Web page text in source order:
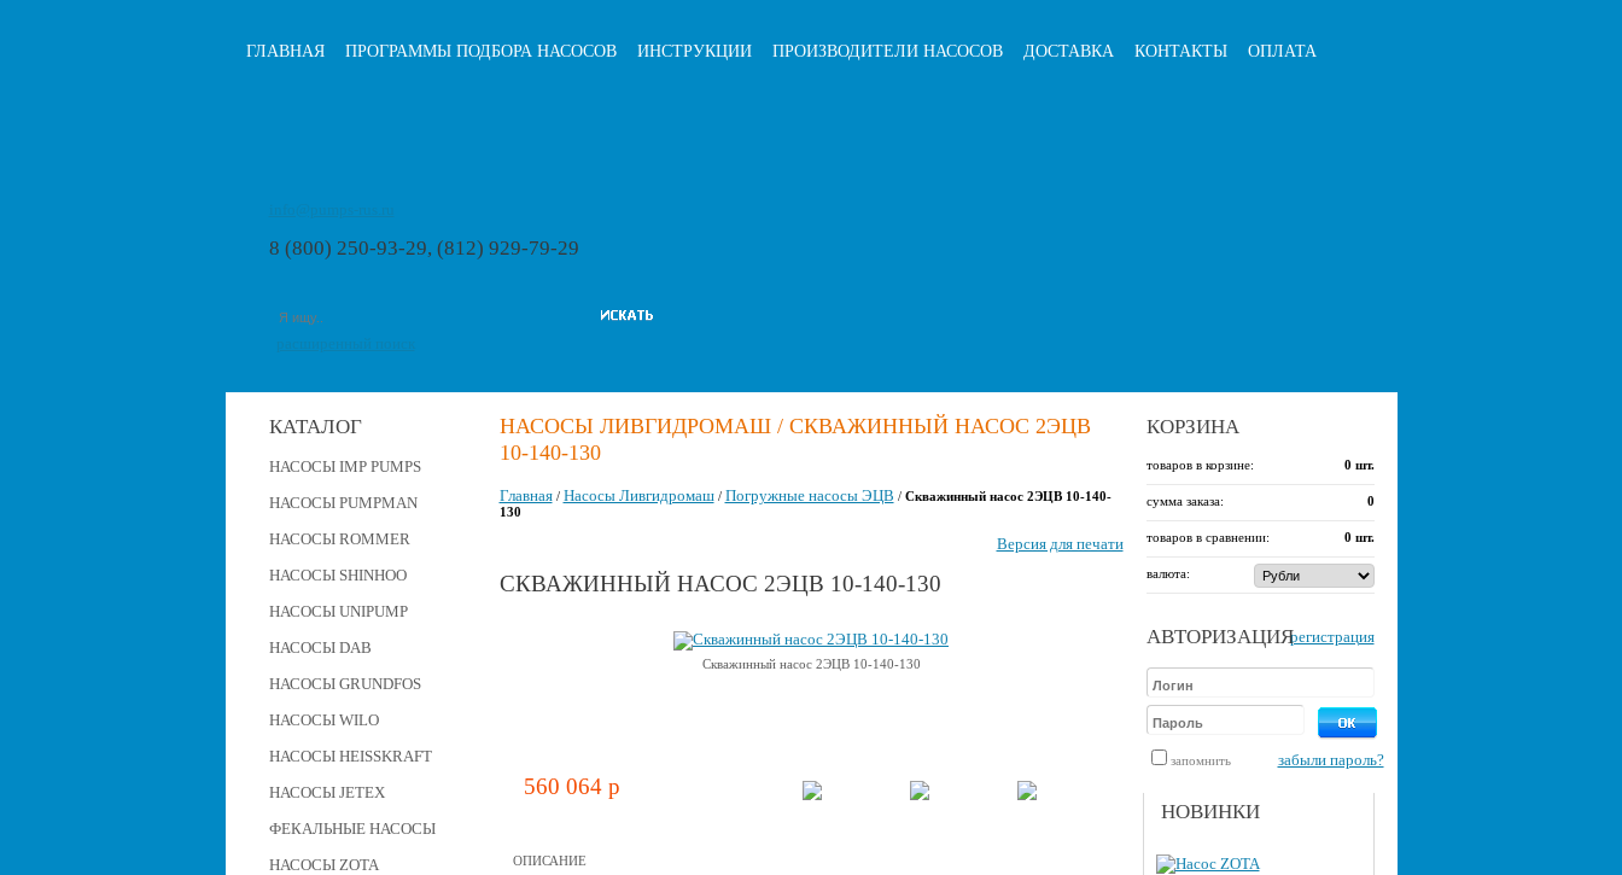
ГЛАВНАЯ ПРОГРАММЫ ПОДБОРА НАСОСОВ ИНСТРУКЦИИ ПРОИЗВОДИТЕЛИ НАСОСОВ ДОСТАВКА КОНТАКТЫ ОПЛАТА
8 (800) 250-93-29, (812) 929-79-29
КАТАЛОГ
НАСОСЫ IMP PUMPS
НАСОСЫ PUMPMAN
НАСОСЫ ROMMER
НАСОСЫ SHINHOO
НАСОСЫ UNIPUMP
НАСОСЫ DAB
НАСОСЫ GRUNDFOS
НАСОСЫ WILO
НАСОСЫ HEISSKRAFT
НАСОСЫ JETEX
ФЕКАЛЬНЫЕ НАСОСЫ
НАСОСЫ ZOTA
КОРЗИНА
товаров в корзине: 0 шт.
сумма заказа: 0
товаров в сравнении: 0 шт.
валюта:
АВТОРИЗАЦИЯрегистрация
запомнить забыли пароль?
НОВИНКИ
НАСОСЫ ЛИВГИДРОМАШ / СКВАЖИННЫЙ НАСОС 2ЭЦВ
10-140-130
Главная/ Насосы Ливгидромаш/ Погружные насосы ЭЦВ / Скважинный насос 2ЭЦВ 10-140-
130
Версия для печати
СКВАЖИННЫЙ НАСОС 2ЭЦВ 10-140-130
Скважинный насос 2ЭЦВ 10-140-130
560 064 p
ОПИСАНИЕ